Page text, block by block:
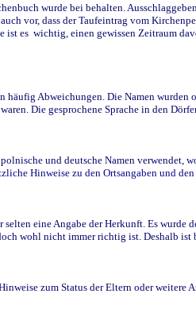
wurde bei behalten.
vor, dass der Taufeintrag vom
ist es wichtig, einen gewissen Zeitraum
häufig Abweichungen. Die Namen
Die gesprochene Sprache in den
und deutsche Namen verwendet,
Hinweise zu den Ortsangaben und
eine Angabe der Herkunft. Es
wohl nicht immer richtig ist. Deshalb
zum Status der Eltern oder weitere